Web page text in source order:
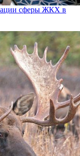
сферы ЖКХ в